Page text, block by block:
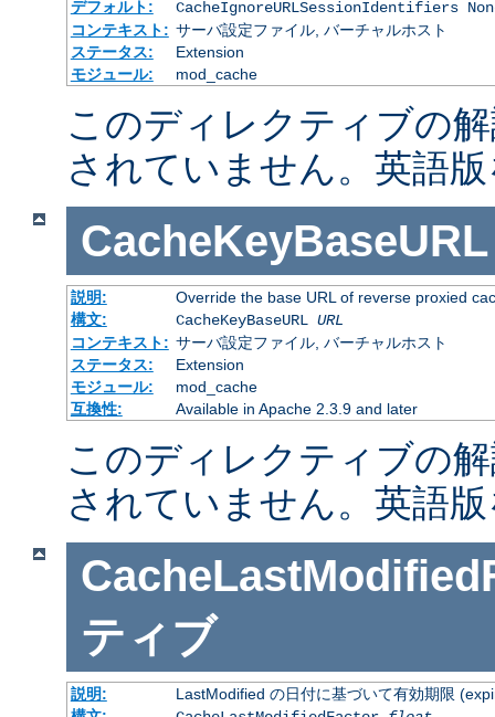
デフォルト:
CacheIgnoreURLSessionIdentifiers
コンテキスト: サーバ設定ファイル, バーチャルホスト
ステータス:
Extension
モジュール:
mod_cache
このディレクティブの
されていません。英語
CacheKeyBaseURL
説明:
Override the base URL of reverse proxied
構文:
CacheKeyBaseURL URL
コンテキスト: サーバ設定ファイル, バーチャルホスト
ステータス:
Extension
モジュール:
mod_cache
互換性:
Available in Apache 2.3.9 and later
このディレクティブの
されていません。英語
ティブ
説明:
LastModified の日付に基づいて有効期限